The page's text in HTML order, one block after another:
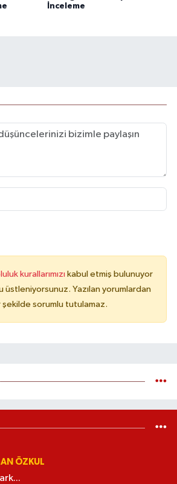
İnceleme
kurallarımızı kabul etmiş bulunuyor
üstleniyorsunuz. Yazılan yorumlardan
sorumlu tutulamaz.
ÖZKUL